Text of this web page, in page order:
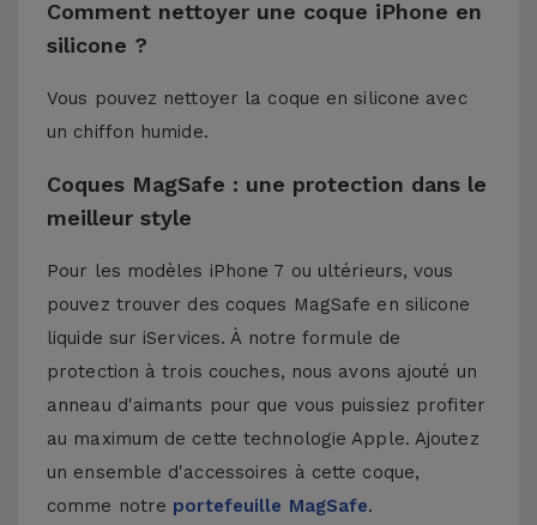
Comment nettoyer une coque iPhone en
silicone ?
Vous pouvez nettoyer la coque en silicone avec
un chiffon humide.
Coques MagSafe : une protection dans le
meilleur style
Pour les modèles iPhone 7 ou ultérieurs, vous
pouvez trouver des coques MagSafe en silicone
liquide sur iServices. À notre formule de
protection à trois couches, nous avons ajouté un
anneau d'aimants pour que vous puissiez profiter
au maximum de cette technologie Apple. Ajoutez
un ensemble d'accessoires à cette coque,
comme notre portefeuille MagSafe.